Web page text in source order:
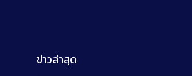
ข่าวล่าสุด